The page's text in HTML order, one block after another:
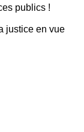
publics !
justice en vue